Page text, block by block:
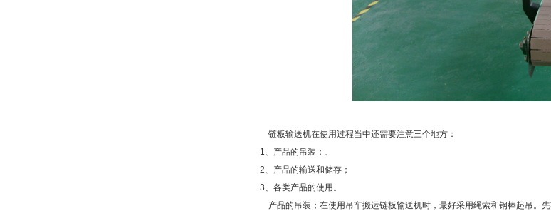
链板输送机在使用过程当中还需要注意三个地方：
1、产品的吊装；、
2、产品的输送和储存；
3、各类产品的使用。
产品的吊装；在使用吊车搬运链板输送机时，最好采用绳索和钢棒起吊。